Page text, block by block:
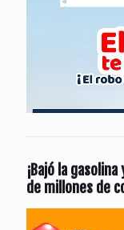
¡Bajó la
de millones de